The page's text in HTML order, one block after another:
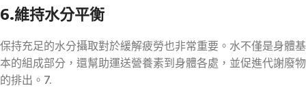
6.維持水分平衡
保持充足的水分攝取對於緩解疲勞也非常重要。水不僅是身體基
本的組成部分，還幫助運送營養素到身體各處，並促進代謝廢物
的排出。7.